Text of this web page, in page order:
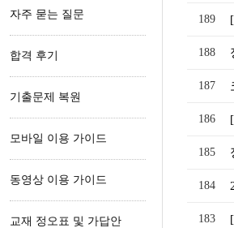
철도운송산업기사
189
188
187
186
185
184
183
자주 묻는 질문
합격 후기
기출문제 복원
모바일 이용 가이드
동영상 이용 가이드
교재 정오표 및 가답안